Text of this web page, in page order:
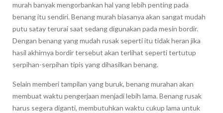
murah banyak mengorbankan hal yang lebih penting pada
benang itu sendiri. Benang murah biasanya akan sangat mudah
putu satay terurai saat sedang digunakan pada mesin bordir.
Dengan benang yang mudah rusak seperti itu tidak heran jika
hasil akhirnya bordir tersebut akan terlihat seperti tertutup
serpihan-serpihan tipis yang dihasilkan benang.
Selain memberi tampilan yang buruk, benang murahan akan
membuat waktu pengerjaan menjadi lebih lama. Benang rusak
harus segera diganti, membutuhkan waktu cukup lama untuk